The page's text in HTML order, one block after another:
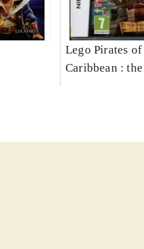
Lego Pirates of
Caribbean :